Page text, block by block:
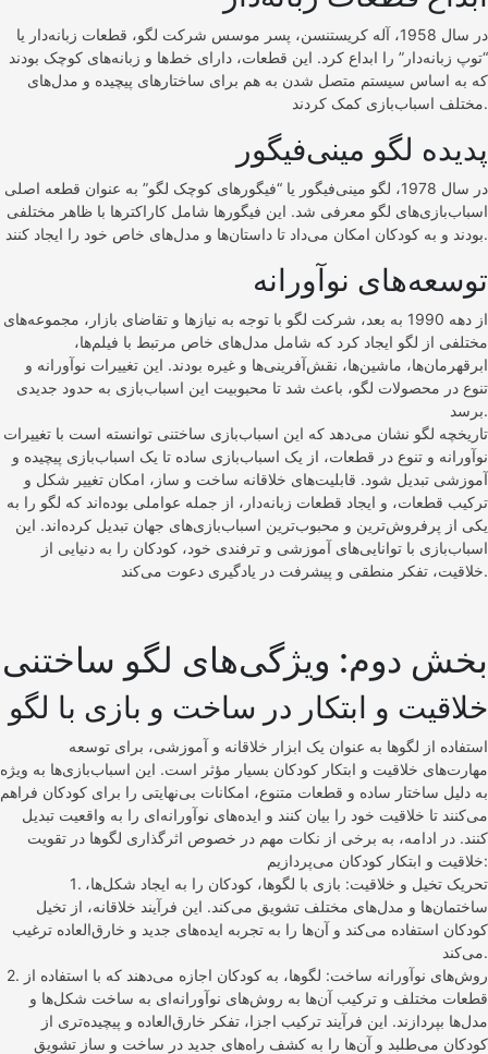
در سال 1958، آله کریستنسن، پسر موسس شرکت لگو، قطعات زبانه‌دار یا
“توپ زبانه‌دار” را ابداع کرد. این قطعات، دارای خط‌ها و زبانه‌های کوچک بودند
که به اساس سیستم متصل شدن به هم برای ساختارهای پیچیده و مدل‌های
مختلف اسباب‌بازی کمک کردند.
پدیده لگو مینی‌فیگور
در سال 1978، لگو مینی‌فیگور یا “فیگورهای کوچک لگو” به عنوان قطعه اصلی
اسباب‌بازی‌های لگو معرفی شد. این فیگورها شامل کاراکترها با ظاهر مختلفی
بودند و به کودکان امکان می‌داد تا داستان‌ها و مدل‌های خاص خود را ایجاد کنند.
توسعه‌های نوآورانه
از دهه 1990 به بعد، شرکت لگو با توجه به نیازها و تقاضای بازار، مجموعه‌های
مختلفی از لگو ایجاد کرد که شامل مدل‌های خاص مرتبط با فیلم‌ها،
ابرقهرمان‌ها، ماشین‌ها، نقش‌آفرینی‌ها و غیره بودند. این تغییرات نوآورانه و
تنوع در محصولات لگو، باعث شد تا محبوبیت این اسباب‌بازی به حدود جدیدی
برسد.
تاریخچه لگو نشان می‌دهد که این اسباب‌بازی ساختنی توانسته است با تغییرات
نوآورانه و تنوع در قطعات، از یک اسباب‌بازی ساده تا یک اسباب‌بازی پیچیده و
آموزشی تبدیل شود. قابلیت‌های خلاقانه ساخت و ساز، امکان تغییر شکل و
ترکیب قطعات، و ایجاد قطعات زبانه‌دار، از جمله عواملی بوده‌اند که لگو را به
یکی از پرفروش‌ترین و محبوب‌ترین اسباب‌بازی‌های جهان تبدیل کرده‌اند. این
اسباب‌بازی با توانایی‌های آموزشی و ترفندی خود، کودکان را به دنیایی از
خلاقیت، تفکر منطقی و پیشرفت در یادگیری دعوت می‌کند.
بخش دوم: ویژگی‌های لگو ساختنی
خلاقیت و ابتکار در ساخت و بازی با لگو
استفاده از لگوها به عنوان یک ابزار خلاقانه و آموزشی، برای توسعه
مهارت‌های خلاقیت و ابتکار کودکان بسیار مؤثر است. این اسباب‌بازی‌ها به ویژه
به دلیل ساختار ساده و قطعات متنوع، امکانات بی‌نهایتی را برای کودکان فراهم
می‌کنند تا خلاقیت خود را بیان کنند و ایده‌های نوآورانه‌ای را به واقعیت تبدیل
کنند. در ادامه، به برخی از نکات مهم در خصوص اثرگذاری لگوها در تقویت
خلاقیت و ابتکار کودکان می‌پردازیم:
1. تحریک تخیل و خلاقیت: بازی با لگوها، کودکان را به ایجاد شکل‌ها،
ساختمان‌ها و مدل‌های مختلف تشویق می‌کند. این فرآیند خلاقانه، از تخیل
کودکان استفاده می‌کند و آن‌ها را به تجربه ایده‌های جدید و خارق‌العاده ترغیب
می‌کند.
2. روش‌های نوآورانه ساخت: لگوها، به کودکان اجازه می‌دهند که با استفاده از
قطعات مختلف و ترکیب آن‌ها به روش‌های نوآورانه‌ای به ساخت شکل‌ها و
مدل‌ها بپردازند. این فرآیند ترکیب اجزا، تفکر خارق‌العاده و پیچیده‌تری از
کودکان می‌طلبد و آن‌ها را به کشف راه‌های جدید در ساخت و ساز تشویق